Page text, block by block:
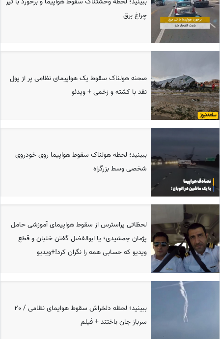
چراغ برق
صحنه هولناک سقوط یک هواپیمای نظامی پر از پول
نقد با کشته و زخمی + ویدئو
ببینید؛ لحظه هولناک سقوط هواپیما روی خودروی
شخصی وسط بزرگراه
لحظاتی پراسترس از سقوط هواپیمای آموزشی حامل
پژمان جمشیدی؛ یا ابوالفضل گفتن خلبان و قطع
ویدیو که حسابی همه را نگران کرد!+ویدیو
ببینید؛ لحظه دلخراش سقوط هوایمای نظامی / 20
سرباز جان باختند + فیلم